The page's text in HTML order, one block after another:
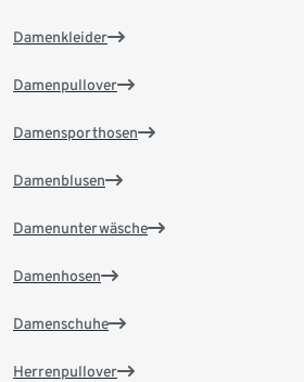
Damenkleider
Damenpullover
Damensporthosen
Damenblusen
Damenunterwäsche
Damenhosen
Damenschuhe
Herrenpullover